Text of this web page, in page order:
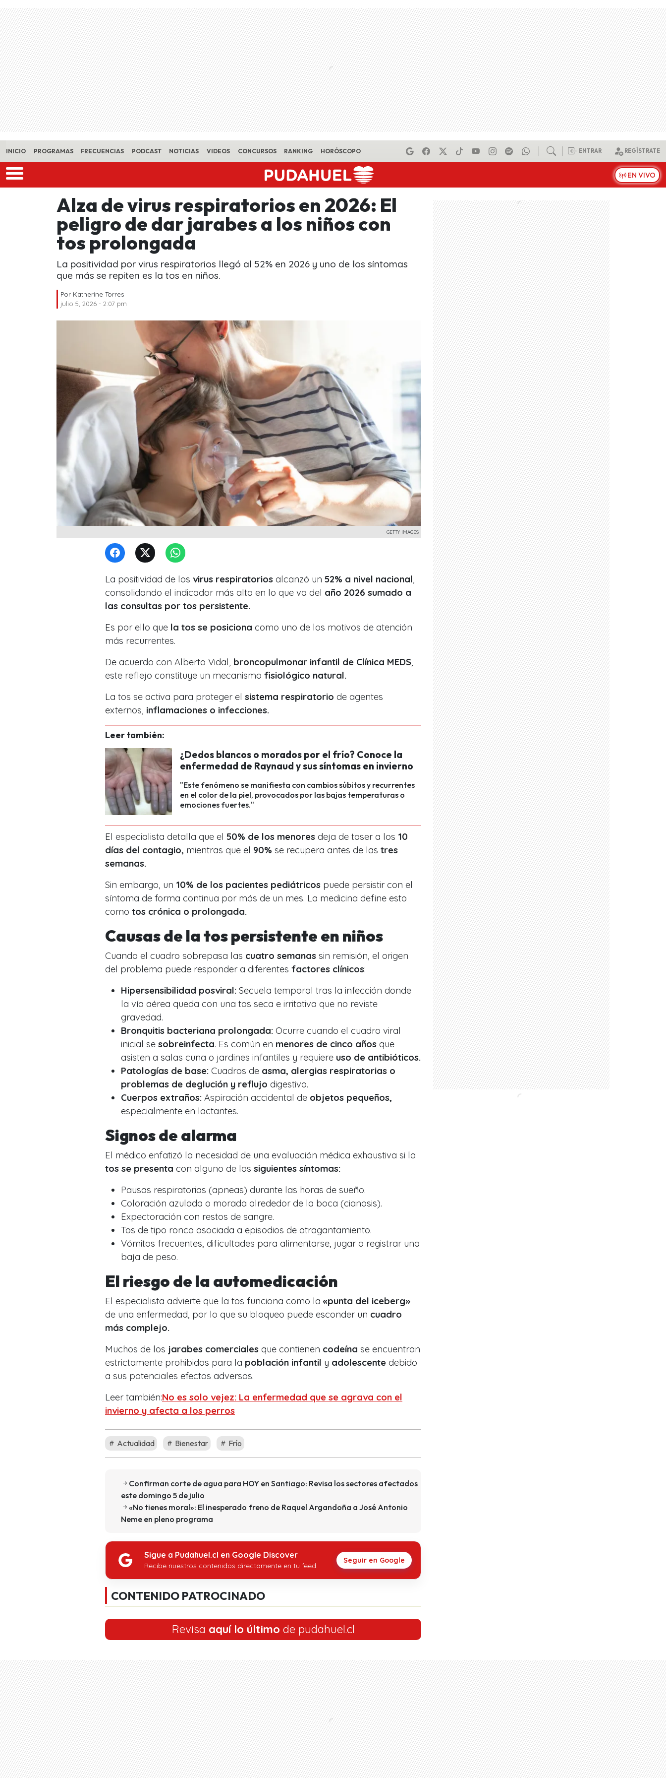
Skip to main content
INICIO PROGRAMAS FRECUENCIAS PODCAST NOTICIAS VIDEOS CONCURSOS RANKING HORÓSCOPO ENTRAR REGÍSTRATE
EN VIVO
Alza de virus respiratorios en 2026: El
peligro de dar jarabes a los niños con
tos prolongada
La positividad por virus respiratorios llegó al 52% en 2026 y uno de los síntomas
que más se repiten es la tos en niños.
Por Katherine Torres
julio 5, 2026 - 2:07 pm
GETTY IMAGES
La positividad de los virus respiratorios alcanzó un 52% a nivel nacional
consolidando el indicador más alto en lo que va del año 2026 sumado a
las consultas por tos persistente.
Es por ello que la tos se posiciona como uno de los motivos de atención
más recurrentes.
De acuerdo con Alberto Vidal, broncopulmonar infantil de Clínica MEDS
este reflejo constituye un mecanismo fisiológico natural.
La tos se activa para proteger el sistema respiratorio de agentes
externos, inflamaciones o infecciones.
Leer también:
¿Dedos blancos o morados por el frío? Conoce la
enfermedad de Raynaud y sus síntomas en invierno
"Este fenómeno se manifiesta con cambios súbitos y recurrentes
en el color de la piel, provocados por las bajas temperaturas o
emociones fuertes."
El especialista detalla que el 50% de los menores deja de toser a los 10
días del contagio, mientras que el 90% se recupera antes de las tres
semanas.
Sin embargo, un 10% de los pacientes pediátricos puede persistir con el
síntoma de forma continua por más de un mes. La medicina define esto
como tos crónica o prolongada.
Causas de la tos persistente en niños
Cuando el cuadro sobrepasa las cuatro semanas sin remisión, el origen
del problema puede responder a diferentes factores clínicos:
Hipersensibilidad posviral: Secuela temporal tras la infección donde
la vía aérea queda con una tos seca e irritativa que no reviste
gravedad.
Bronquitis bacteriana prolongada: Ocurre cuando el cuadro viral
inicial se sobreinfecta. Es común en menores de cinco años que
asisten a salas cuna o jardines infantiles y requiere uso de antibióticos.
Patologías de base: Cuadros de asma, alergias respiratorias o
problemas de deglución y reflujo digestivo.
Cuerpos extraños: Aspiración accidental de objetos pequeños,
especialmente en lactantes.
Signos de alarma
El médico enfatizó la necesidad de una evaluación médica exhaustiva si la
tos se presenta con alguno de los siguientes síntomas:
Pausas respiratorias (apneas) durante las horas de sueño.
Coloración azulada o morada alrededor de la boca (cianosis).
Expectoración con restos de sangre.
Tos de tipo ronca asociada a episodios de atragantamiento.
Vómitos frecuentes, dificultades para alimentarse, jugar o registrar una
baja de peso.
El riesgo de la automedicación
El especialista advierte que la tos funciona como la «punta del iceberg»
de una enfermedad, por lo que su bloqueo puede esconder un cuadro
más complejo.
Muchos de los jarabes comerciales que contienen codeína se encuentran
estrictamente prohibidos para la población infantil y adolescente debido
a sus potenciales efectos adversos.
Leer también:No es solo vejez: La enfermedad que se agrava con el
invierno y afecta a los perros
Actualidad Bienestar Frío
Confirman corte de agua para HOY en Santiago: Revisa los sectores afectados
este domingo 5 de julio
«No tienes moral»: El inesperado freno de Raquel Argandoña a José Antonio
Neme en pleno programa
Sigue a Pudahuel.cl en Google Discover
Recibe nuestros contenidos directamente en tu feed.
Seguir en Google
CONTENIDO PATROCINADO
Revisa aquí lo último de pudahuel.cl